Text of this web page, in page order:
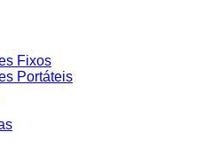
Fixos
Portáteis